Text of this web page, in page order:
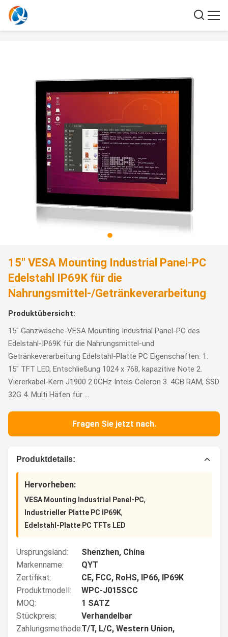
15" VESA Mounting Industrial Panel-PC
Edelstahl IP69K für die
Nahrungsmittel-/Getränkeverarbeitung
Produktübersicht:
15" Ganzwäsche-VESA Mounting Industrial Panel-PC des
Edelstahl-IP69K für die Nahrungsmittel-und
Getränkeverarbeitung Edelstahl-Platte PC Eigenschaften: 1.
15" TFT LED, Entschließung 1024 x 768, kapazitive Note 2.
Viererkabel-Kern J1900 2.0GHz Intels Celeron 3. 4GB RAM, SSD
32G 4. Multi Häfen für ...
Fragen Sie jetzt nach.
Produktdetails:
Hervorheben:
VESA Mounting Industrial Panel-PC,
Industrieller Platte PC IP69K,
Edelstahl-Platte PC TFTs LED
Ursprungsland:
Shenzhen, China
Markenname:
QYT
Zertifikat:
CE, FCC, RoHS, IP66, IP69K
Produktmodell:
WPC-J015SCC
MOQ:
1 SATZ
Stückpreis:
Verhandelbar
Zahlungsmethode:T/T, L/C, Western Union,